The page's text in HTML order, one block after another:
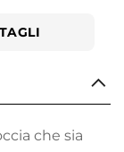
che sia